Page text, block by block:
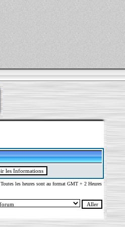
Toutes les heures sont au format GMT + 2 Heures